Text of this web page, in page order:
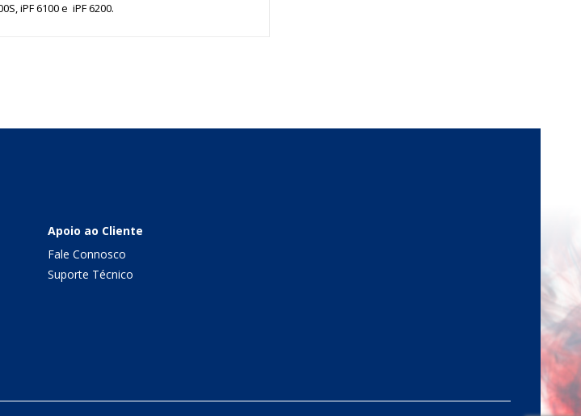
iPF 6100 e iPF 6200.
Apoio ao Cliente
Fale Connosco
Suporte Técnico